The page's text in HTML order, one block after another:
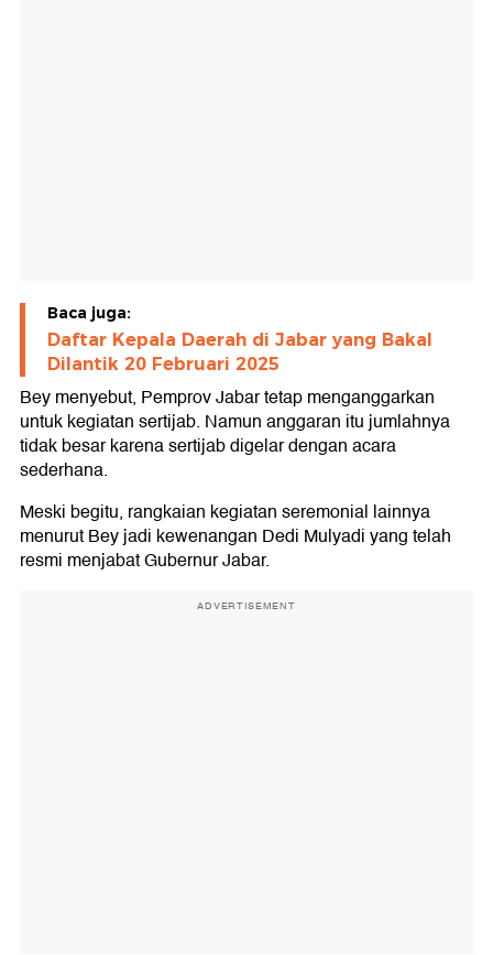
Baca juga:
Daftar Kepala Daerah di Jabar yang Bakal
Dilantik 20 Februari 2025
Bey menyebut, Pemprov Jabar tetap menganggarkan
untuk kegiatan sertijab. Namun anggaran itu jumlahnya
tidak besar karena sertijab digelar dengan acara
sederhana.
Meski begitu, rangkaian kegiatan seremonial lainnya
menurut Bey jadi kewenangan Dedi Mulyadi yang telah
resmi menjabat Gubernur Jabar.
ADVERTISEMENT